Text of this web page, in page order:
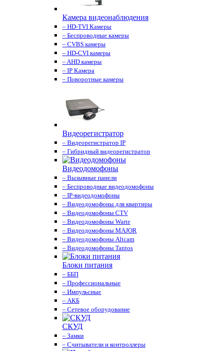
Камера видеонаблюдения
– HD-TVI Камеры
– Беспроводные камеры
– CVBS камеры
– HD-CVI камеры
– AHD камеры
– IP Камера
– Поворотные камеры
Видеорегистратор
– Видеорегистратор IP
– Гибридный видеорегистратор
Видеодомофоны
– Вызывные панели
– Беспроводные видеодомофоны
– IP-видеодомофоны
– Видеодомофоны для квартиры
– Видеодомофоны CTV
– Видеодомофоны Warte
– Видеодомофоны MAJOR
– Видеодомофоны Altcam
– Видеодомофоны Tantos
Блоки питания
– ББП
– Профессиональные
– Импульсные
– АКБ
– Сетевое оборудование
СКУД
– Замки
– Считыватели и контроллеры